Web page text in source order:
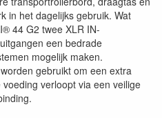
in het dagelijks gebruik. Wat
44 G2 twee XLR IN-
een bedrade
mogelijk maken.
gebruikt om een ​​extra
verloopt via een veilige